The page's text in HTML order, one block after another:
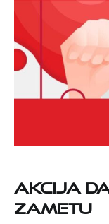
AKCIJA
ZAMETU